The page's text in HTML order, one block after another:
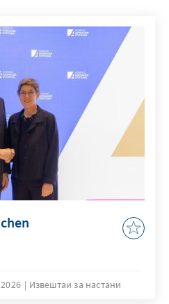
Извештаи за настани